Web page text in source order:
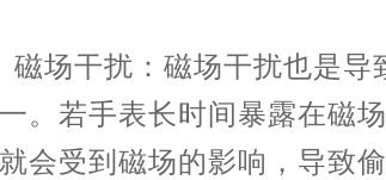
干扰：磁场干扰也是导
。若手表长时间暴露在磁
会受到磁场的影响，导致偷